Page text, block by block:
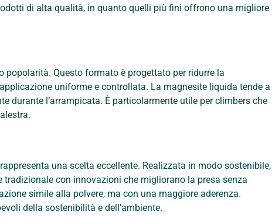
di alta qualità, in quanto quelli più fini offrono una migliore
popolarità. Questo formato è progettato per ridurre la
uniforme e controllata. La magnesite liquida tende a
durante l’arrampicata. È particolarmente utile per climbers che
una scelta eccellente. Realizzata in modo sostenibile,
con innovazioni che migliorano la presa senza
simile alla polvere, ma con una maggiore aderenza.
della sostenibilità e dell’ambiente.